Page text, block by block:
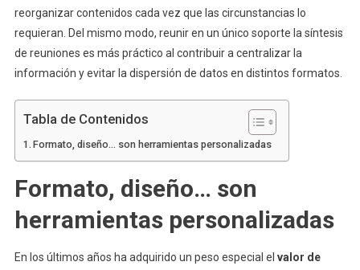
reorganizar contenidos cada vez que las circunstancias lo
requieran. Del mismo modo, reunir en un único soporte la síntesis
de reuniones es más práctico al contribuir a centralizar la
información y evitar la dispersión de datos en distintos formatos.
Tabla de Contenidos
Formato, diseño… son herramientas personalizadas
Formato, diseño… son
herramientas personalizadas
En los últimos años ha adquirido un peso especial el valor de